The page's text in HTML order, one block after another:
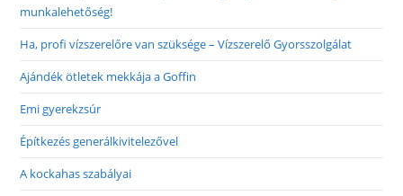
munkalehetőség!
Ha, profi vízszerelőre van szüksége – Vízszerelő Gyorsszolgálat
Ajándék ötletek mekkája a Goffin
Emi gyerekzsúr
Építkezés generálkivitelezővel
A kockahas szabályai